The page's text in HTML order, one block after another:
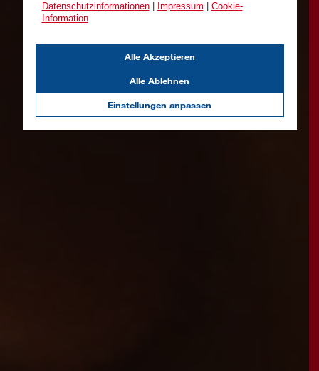
Datenschutzinformationen| Impressum
Cookie-
Information
Einstellungen anpassen
Alle Ablehnen
Alle Akzeptieren